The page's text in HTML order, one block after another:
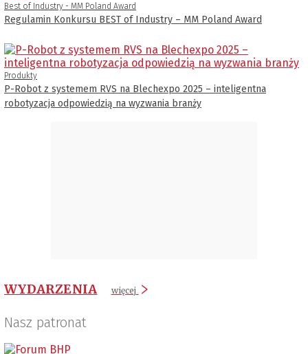
Best of Industry - MM Poland Award
Regulamin Konkursu BEST of Industry – MM Poland Award
Produkty
P-Robot z systemem RVS na Blechexpo 2025 – inteligentna
robotyzacja odpowiedzią na wyzwania branży
WYDARZENIA więcej
Nasz patronat